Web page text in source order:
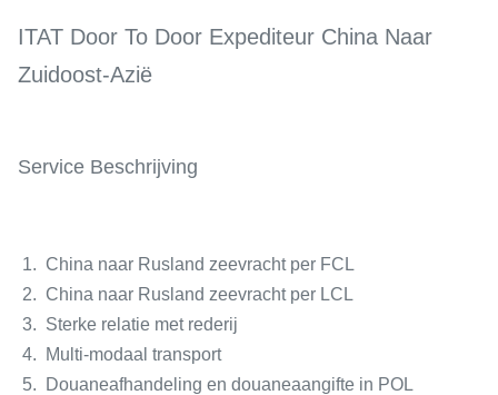
ITAT Door To Door Expediteur China Naar
Zuidoost-Azië
Service Beschrijving
1. China naar Rusland zeevracht per FCL
2. China naar Rusland zeevracht per LCL
3. Sterke relatie met rederij
4. Multi-modaal transport
5. Douaneafhandeling en douaneaangifte in POL